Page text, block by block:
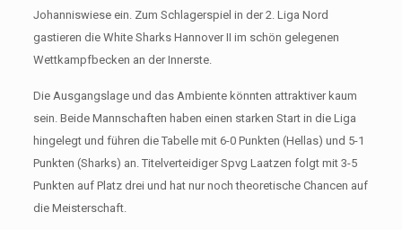
Johanniswiese ein. Zum Schlagerspiel in der 2. Liga Nord
gastieren die White Sharks Hannover II im schön gelegenen
Wettkampfbecken an der Innerste.
Die Ausgangslage und das Ambiente könnten attraktiver kaum
sein. Beide Mannschaften haben einen starken Start in die Liga
hingelegt und führen die Tabelle mit 6-0 Punkten (Hellas) und 5-1
Punkten (Sharks) an. Titelverteidiger Spvg Laatzen folgt mit 3-5
Punkten auf Platz drei und hat nur noch theoretische Chancen auf
die Meisterschaft.